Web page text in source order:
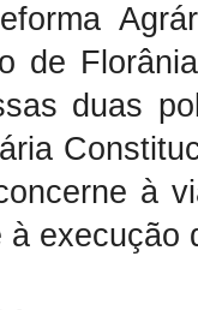
de
duas
à
execução